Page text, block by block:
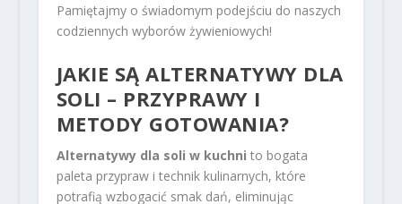
Pamiętajmy o świadomym podejściu do naszych
codziennych wyborów żywieniowych!
JAKIE SĄ ALTERNATYWY DLA
SOLI – PRZYPRAWY I
METODY GOTOWANIA?
Alternatywy dla soli w kuchni to bogata
paleta przypraw i technik kulinarnych, które
potrafią wzbogacić smak dań, eliminując